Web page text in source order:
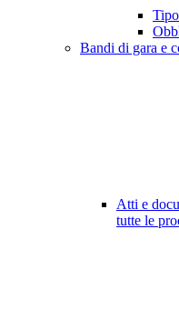
Bandi di gara e
Atti e
tutte le